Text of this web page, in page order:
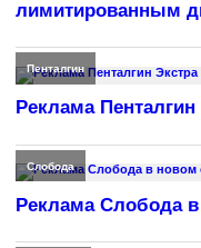
лимитированным
Пенталгин
Реклама
Слобода
Реклама Слобода